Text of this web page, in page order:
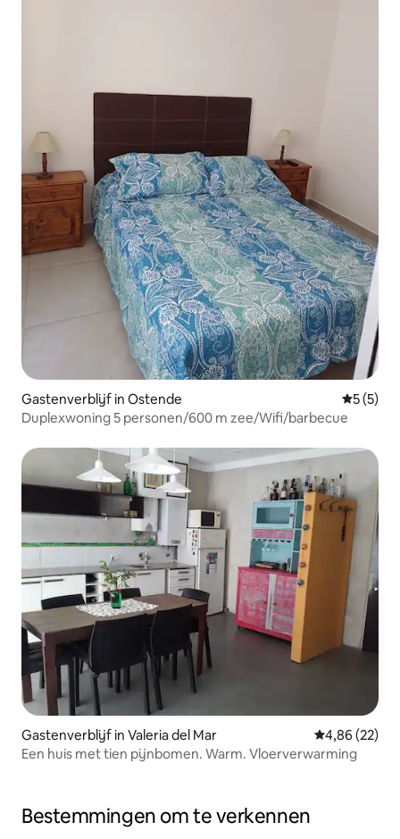
Gastenverblijf in Ostende
5 (5)
Duplexwoning 5 personen/600 m zee/Wifi/barbecue
Gastenverblijf in Valeria del Mar Gemiddelde
4,86 (22)
Een huis met tien pijnbomen. Warm. Vloerverwarming
Bestemmingen om te verkennen